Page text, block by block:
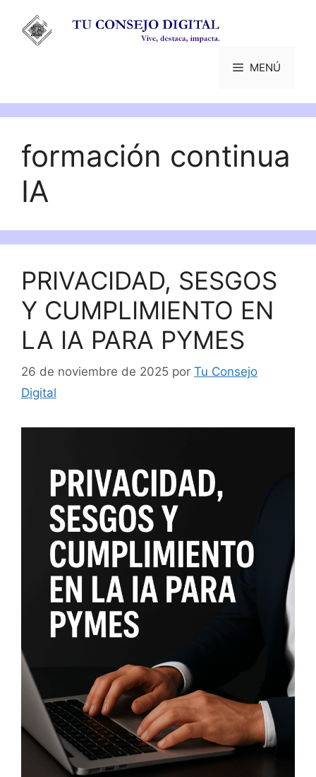
contenido
MENÚ
formación continua
IA
PRIVACIDAD, SESGOS
Y CUMPLIMIENTO EN
LA IA PARA PYMES
26 de noviembre de 2025 por Tu Consejo
Digital